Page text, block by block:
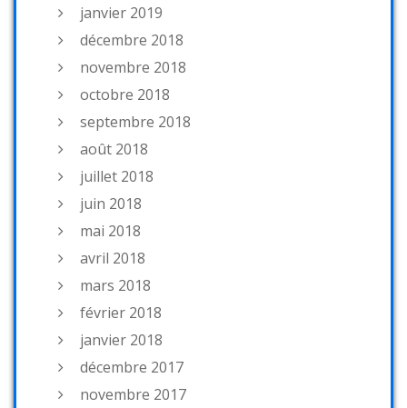
janvier 2019
décembre 2018
novembre 2018
octobre 2018
septembre 2018
août 2018
juillet 2018
juin 2018
mai 2018
avril 2018
mars 2018
février 2018
janvier 2018
décembre 2017
novembre 2017